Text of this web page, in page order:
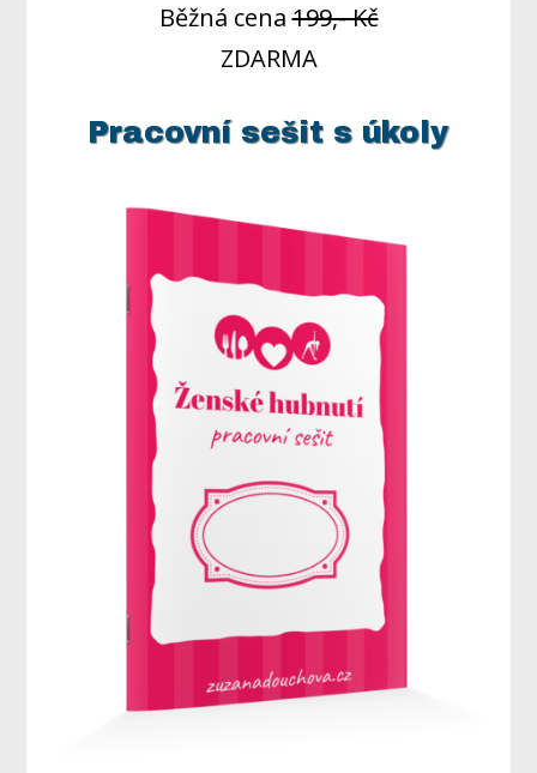
Běžná cena199,- Kč
ZDARMA
Pracovní sešit s úkoly